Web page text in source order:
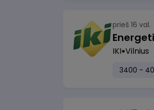
prieš 16 val.
IKI Vilnius
3400 -